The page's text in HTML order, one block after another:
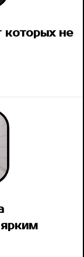
которых не